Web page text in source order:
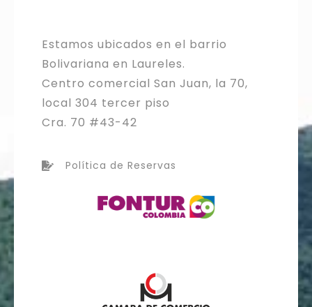
Estamos ubicados en el barrio
Bolivariana en Laureles.
Centro comercial San Juan, la 70,
local 304 tercer piso
Cra. 70 #43-42
Política de Reservas